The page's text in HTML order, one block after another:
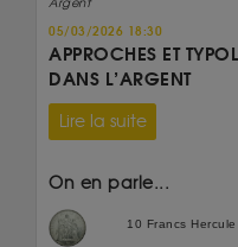
Argent
05/03/2026 18:30
APPROCHES ET
DANS L’ARGENT
Lire la suite
On en parle...
10 Francs